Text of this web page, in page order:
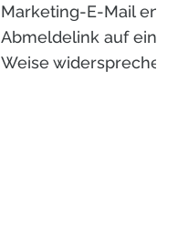
Marketing-E-Mail
Abmeldelink auf
Weise widersprechen.